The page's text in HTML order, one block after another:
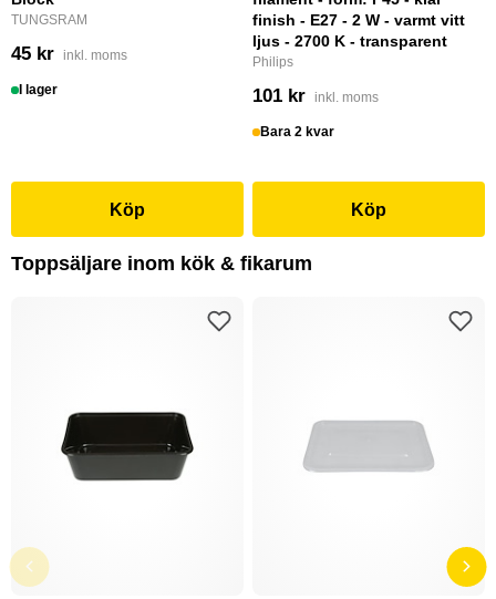
TUNGSRAM
45 kr inkl. moms
I lager
Köp
finish - E27 - 2 W - varmt vitt
ljus - 2700 K - transparent
Philips
101 kr inkl. moms
Bara 2 kvar
Köp
Toppsäljare inom kök & fikarum